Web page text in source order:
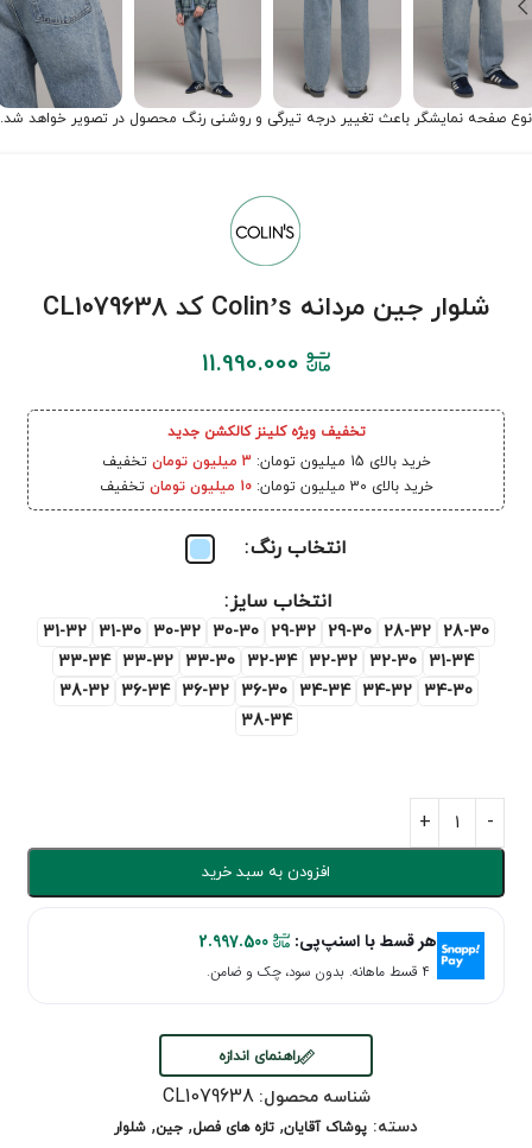
نوع صفحه نمایشگر باعث تغییر درجه تیرگی و روشنی رنگ محصول در تصویر خواهد شد.
شلوار جین مردانه Colin’s کد CL1079638
11.990.000
تخفیف ویژه کلینز کالکشن جدید
خرید بالای 15 میلیون تومان:
3 میلیون تومان
تخفیف
خرید بالای 30 میلیون تومان:
10 میلیون تومان تخفیف
انتخاب رنگ
انتخاب سایز
28-30
28-32
29-30
29-32
30-30
30-32
31-30
31-32
31-34
32-30
32-32
32-34
33-30
33-32
33-34
34-30
34-32
34-34
36-30
36-32
36-34
38-32
38-34
افزودن به سبد خرید
هر قسط با اسنپ‌پی: 2.997.500
۴ قسط ماهانه. بدون سود، چک و ضامن.
راهنمای اندازه
شناسه محصول:CL1079638
دسته: پوشاک آقایان, تازه های فصل, جین, شلوار